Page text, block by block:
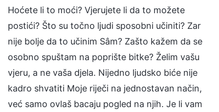
Hoćete li to moći? Vjerujete li da to možete
postići? Što su točno ljudi sposobni učiniti? Zar
nije bolje da to učinim Sâm? Zašto kažem da se
osobno spuštam na poprište bitke? Želim vašu
vjeru, a ne vaša djela. Nijedno ljudsko biće nije
kadro shvatiti Moje riječi na jednostavan način,
već samo ovlaš bacaju pogled na njih. Je li vam